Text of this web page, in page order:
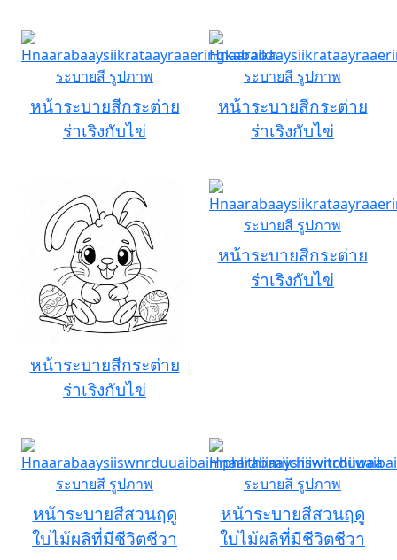
หน้าระบายสีกระต่าย
ร่าเริงกับไข่
หน้าระบายสีกระต่าย
ร่าเริงกับไข่
หน้าระบายสีกระต่าย
ร่าเริงกับไข่
หน้าระบายสีกระต่าย
ร่าเริงกับไข่
หน้าระบายสีสวนฤดู
ใบไม้ผลิที่มีชีวิตชีวา
หน้าระบายสีสวนฤดู
ใบไม้ผลิที่มีชีวิตชีวา